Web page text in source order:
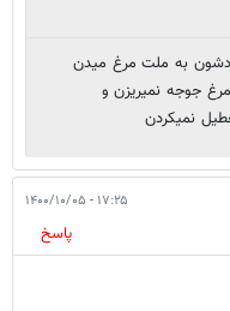
به ملت مرغ میدن
جوجه نمیریزن و
نمیکردن
۱۷:۲۵ - ۱۴۰۰/۱۰/۰۵
پاسخ